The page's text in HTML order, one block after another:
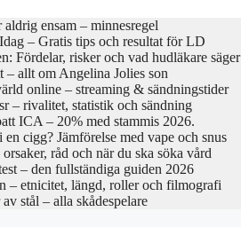
ensam – minnesregel
– Gratis tips och resultat för LD
Fördelar, risker och vad hudläkare säger
allt om Angelina Jolies son
online – streaming & sändningstider
– rivalitet, statistik och sändning
ICA – 20% med stammis 2026.
cigg? Jämförelse med vape och snus
råd och när du ska söka vård
– den fullständiga guiden 2026
– etnicitet, längd, roller och filmografi
stål – alla skådespelare